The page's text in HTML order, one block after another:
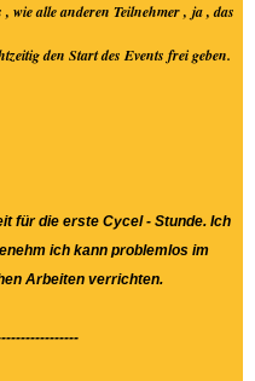
alle anderen Teilnehmer , ja , das
den Start des Events frei geben.
für die erste Cycel - Stunde. Ich
ich kann problemlos im
Arbeiten verrichten.